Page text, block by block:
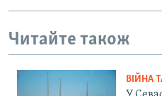
Читайте також
ВІЙНА